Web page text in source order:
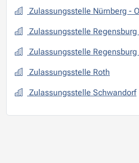
Zulassungsstelle Nürnberg -
Zulassungsstelle Regensburg
Zulassungsstelle Regensburg
Zulassungsstelle Roth
Zulassungsstelle Schwandorf